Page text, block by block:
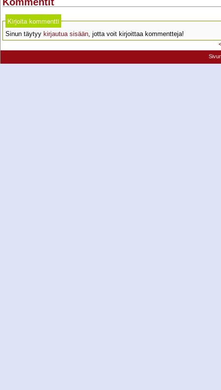
Kirjoita kommentti
Sinun täytyy kirjautua sisään, jotta voit kirjoittaa kommentteja!